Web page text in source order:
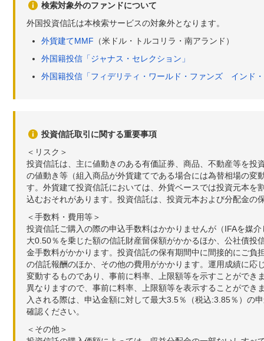
検索対象外のファンドについて
外国投資信託は本検索サービスの対象外となります。
外貨建てMMF （米ドル・トルコリラ・南アランド）
外国籍投信「ジャナス・セレクション」
外国籍投信「フィデリティ・ワールド・ファンズ インド
投資信託取引に関する重要事項
＜リスク＞
投資信託は、主に値動きのある有価証券、商品、不動産等を
の値動き等（組入商品が外貨建てである場合には為替相場の
す。外貨建て投資信託においては、外貨ベースでは投資元本
込むおそれがあります。投資信託は、投資元本および分配金の
＜手数料・費用等＞
投資信託ご購入の際の申込手数料はかかりませんが（IFAを媒
大0.50％を乗じた額の信託財産留保額がかかるほか、公社債
金手数料がかかります。投資信託の保有期間中に間接的にご
の信託報酬のほか、その他の費用がかかります。運用成績に
変動するものであり、事前に料率、上限額等を示すことがで
異なりますので、事前に料率、上限額等を表示することがで
入される際は、申込金額に対して最大3.5％（税込:3.85％）の
確認ください。
＜その他＞